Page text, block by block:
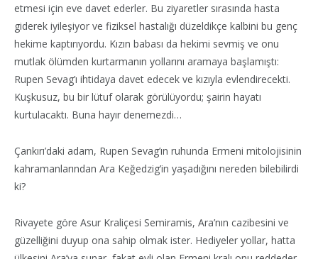
etmesi için eve davet ederler. Bu ziyaretler sırasında hasta
giderek iyileşiyor ve fiziksel hastalığı düzeldikçe kalbini bu genç
hekime kaptırıyordu. Kızın babası da hekimi sevmiş ve onu
mutlak ölümden kurtarmanın yollarını aramaya başlamıştı:
Rupen Sevag’ı ihtidaya davet edecek ve kızıyla evlendirecekti.
Kuşkusuz, bu bir lütuf olarak görülüyordu; şairin hayatı
kurtulacaktı. Buna hayır denemezdi…
Çankırı’daki adam, Rupen Sevag’ın ruhunda Ermeni mitolojisinin
kahramanlarından Ara Keğedzig’in yaşadığını nereden bilebilirdi
ki?
Rivayete göre Asur Kraliçesi Semiramis, Ara’nın cazibesini ve
güzelliğini duyup ona sahip olmak ister. Hediyeler yollar, hatta